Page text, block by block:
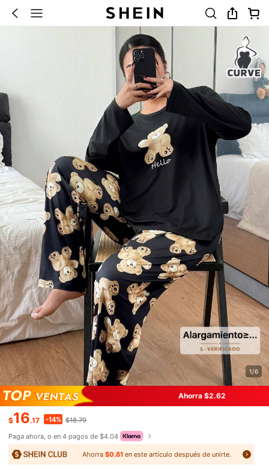
1/6
Ahorra $2.62
$16.17 -14% $18.79
Paga ahora, o en 4 pagos de $4.04
Ahorra $0.81en este artículo después de unirte.